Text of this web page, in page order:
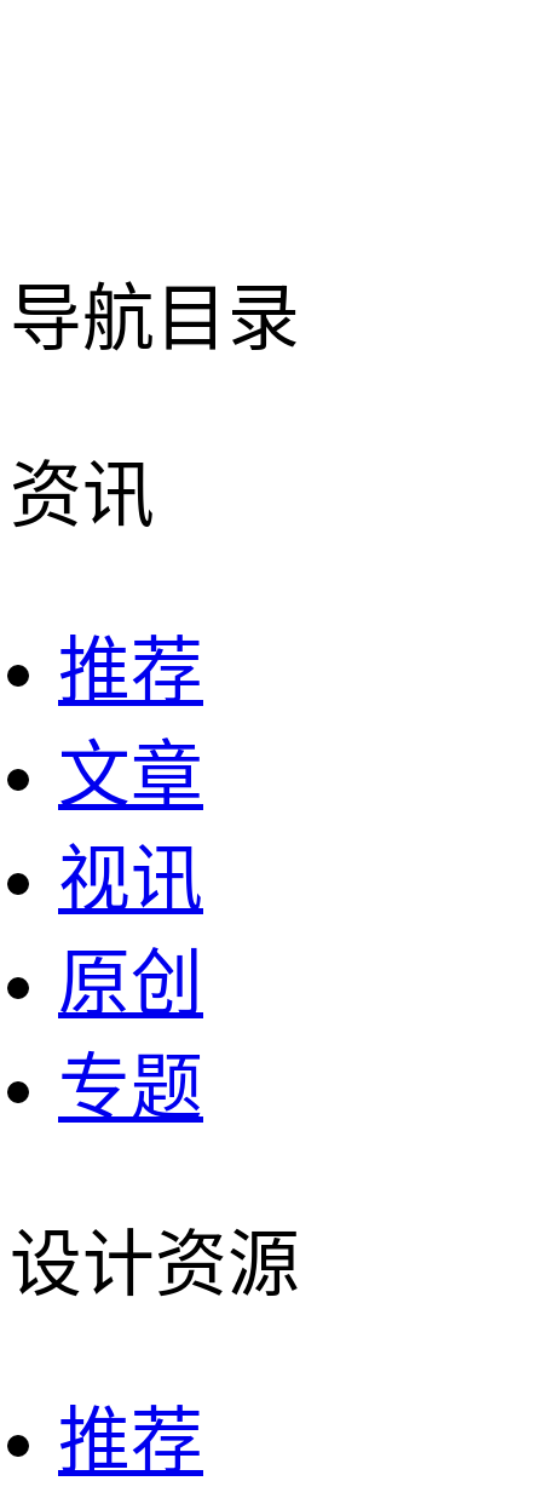
导航目录
资讯
推荐
文章
视讯
原创
专题
设计资源
推荐